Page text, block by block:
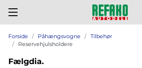
Forside Påhængsvogne
Tilbehør
Reservehjulsholdere
Fælgdia.